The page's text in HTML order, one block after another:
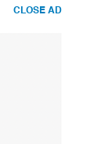
CLOSE AD